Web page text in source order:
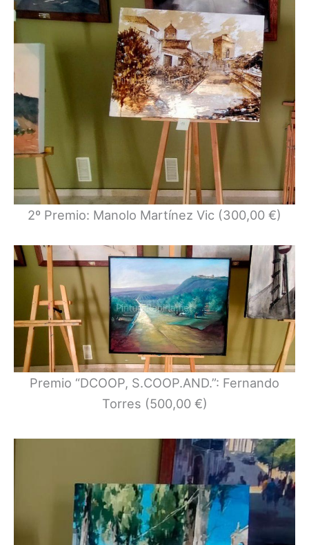
2º Premio: Manolo Martínez Vic (300,00 €)
Premio “DCOOP, S.COOP.AND.”: Fernando
Torres (500,00 €)